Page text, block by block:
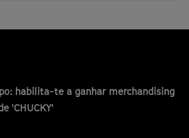
habilita-te a ganhar merchandising
'CHUCKY'